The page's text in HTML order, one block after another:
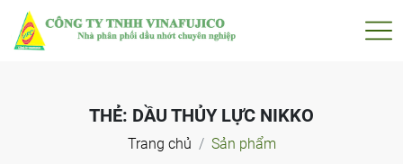
THẺ: DẦU THỦY LỰC NIKKO
Trang chủ Sản phẩm